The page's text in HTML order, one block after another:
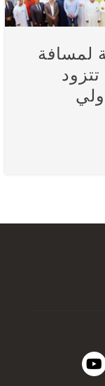
لمسافة
تتزود